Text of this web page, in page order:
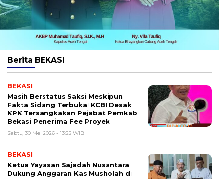
Berita BEKASI
BEKASI
Masih Berstatus Saksi Meskipun
Fakta Sidang Terbuka! KCBI Desak
KPK Tersangkakan Pejabat Pemkab
Bekasi Penerima Fee Proyek
Sabtu, 30 Mei 2026 - 13:55 WIB
BEKASI
Ketua Yayasan Sajadah Nusantara
Dukung Anggaran Kas Musholah di